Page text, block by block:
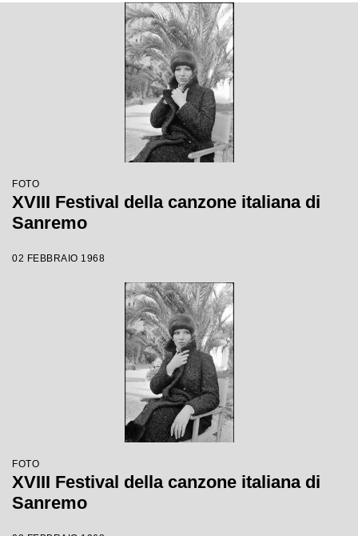
FOTO
XVIII Festival della canzone italiana di
Sanremo
02 FEBBRAIO 1968
FOTO
XVIII Festival della canzone italiana di
Sanremo